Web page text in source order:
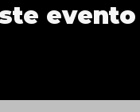
evento